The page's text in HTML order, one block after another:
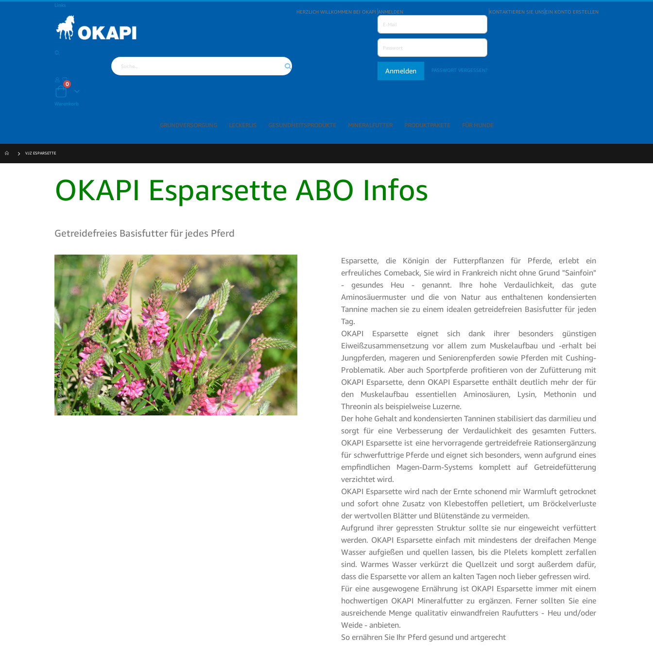
Links
HERZLICH WILLKOMMEN BEI OKAPI ANMELDEN
Anmelden PASSWORT VERGESSEN?
KONTAKTIEREN SIE UNS EIN KONTO ERSTELLEN
Warenkorb
0Artikel
Warenkorb
GRUNDVERSORGUNG LECKERLIS GESUNDHEITSPRODUKTE MINERALFUTTER PRODUKTPAKETE FÜR HUNDE
VJZ ESPARSETTE
OKAPI Esparsette ABO Infos
Getreidefreies Basisfutter für jedes Pferd
Esparsette, die Königin der Futterpflanzen für Pferde, erlebt ein
erfreuliches Comeback, Sie wird in Frankreich nicht ohne Grund "Sainfoin"
- gesundes Heu - genannt. Ihre hohe Verdaulichkeit, das gute
Aminosäuermuster und die von Natur aus enthaltenen kondensierten
Tannine machen sie zu einem idealen getreidefreien Basisfutter für jeden
Tag.
OKAPI Esparsette eignet sich dank ihrer besonders günstigen
Eiweißzusammensetzung vor allem zum Muskelaufbau und -erhalt bei
Jungpferden, mageren und Seniorenpferden sowie Pferden mit Cushing-
Problematik. Aber auch Sportpferde profitieren von der Zufütterung mit
OKAPI Esparsette, denn OKAPI Esparsette enthält deutlich mehr der für
den Muskelaufbau essentiellen Aminosäuren, Lysin, Methonin und
Threonin als beispielweise Luzerne.
Der hohe Gehalt and kondensierten Tanninen stabilisiert das darmilieu und
sorgt für eine Verbesserung der Verdaulichkeit des gesamten Futters.
OKAPI Esparsette ist eine hervorragende gertreidefreie Rationsergänzung
für schwerfuttrige Pferde und eignet sich besonders, wenn aufgrund eines
empfindlichen Magen-Darm-Systems komplett auf Getreidefütterung
verzichtet wird.
OKAPI Esparsette wird nach der Ernte schonend mir Warmluft getrocknet
und sofort ohne Zusatz von Klebestoffen pelletiert, um Bröckelverluste
der wertvollen Blätter und Blütenstände zu vermeiden.
Aufgrund ihrer gepressten Struktur sollte sie nur eingeweicht verfüttert
werden. OKAPI Esparsette einfach mit mindestens der dreifachen Menge
Wasser aufgießen und quellen lassen, bis die Plelets komplett zerfallen
sind. Warmes Wasser verkürzt die Quellzeit und sorgt außerdem dafür,
dass die Esparsette vor allem an kalten Tagen noch lieber gefressen wird.
Für eine ausgewogene Ernährung ist OKAPI Esparsette immer mit einem
hochwertigen OKAPI Mineralfutter zu ergänzen. Ferner sollten Sie eine
ausreichende Menge qualitativ einwandfreien Raufutters - Heu und/oder
Weide - anbieten.
So ernähren Sie Ihr Pferd gesund und artgerecht